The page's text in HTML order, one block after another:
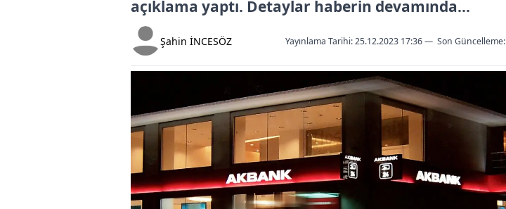
açıklama yaptı. Detaylar haberin devamında...
Şahin İNCESÖZ Yayınlama Tarihi: 25.12.2023 17:36— Son Güncelleme: